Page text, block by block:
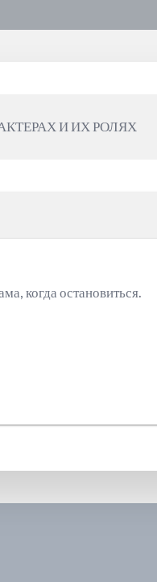
АКТЕРАХ И ИХ РОЛЯХ
когда остановиться.